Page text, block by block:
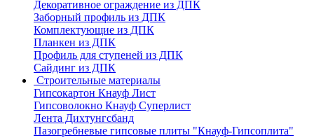
Декоративное ограждение из ДПК
Заборный профиль из ДПК
Комплектующие из ДПК
Планкен из ДПК
Профиль для ступеней из ДПК
Сайдинг из ДПК
Строительные материалы
Гипсокартон Кнауф Лист
Гипсоволокно Кнауф Суперлист
Лента Дихтунгсбанд
Пазогребневые гипсовые плиты "Кнауф-Гипсоплита"